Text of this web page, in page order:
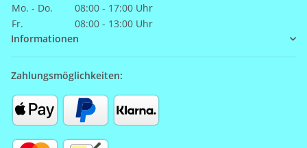
Mo. - Do.
08:00 - 17:00 Uhr
Fr.
08:00 - 13:00 Uhr
Informationen
Zahlungsmöglichkeiten: